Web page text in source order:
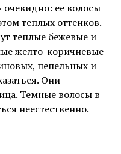
ее волосы
теплых оттенков.
теплые бежевые и
желто-коричневые
пепельных и
Они
Темные волосы в
неестественно.